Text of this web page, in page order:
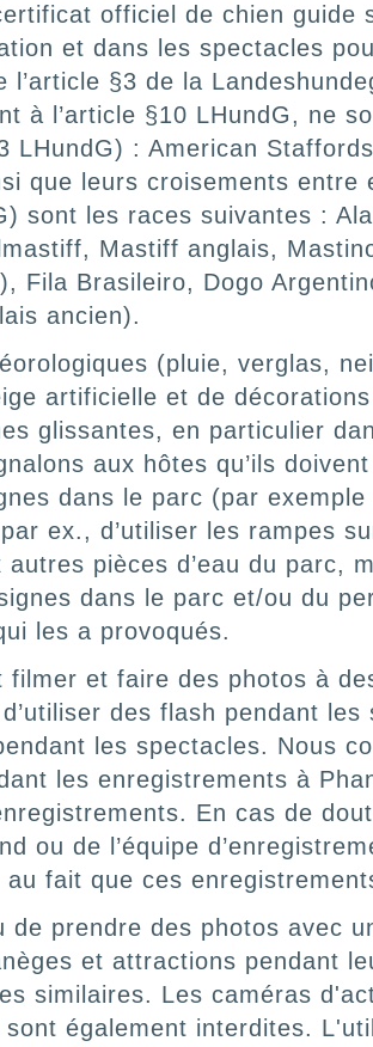
officiel de chien guide
et dans les spectacles
l’article §3 de la
à l’article §10 LHundG, ne
LHundG) : American
que leurs croisements entre
sont les races suivantes :
Mastiff anglais,
Fila Brasileiro, Dogo
ancien).
(pluie, verglas,
artificielle et de
glissantes, en particulier
aux hôtes qu’ils
dans le parc (par
ex., d’utiliser les rampes
pièces d’eau du parc,
dans le parc et/ou du
les a provoqués.
filmer et faire des photos à
des flash pendant
les spectacles. Nous
les enregistrements à
En cas de
ou de l’équipe
au fait que ces
prendre des photos avec
et attractions pendant
similaires. Les caméras
également interdites.